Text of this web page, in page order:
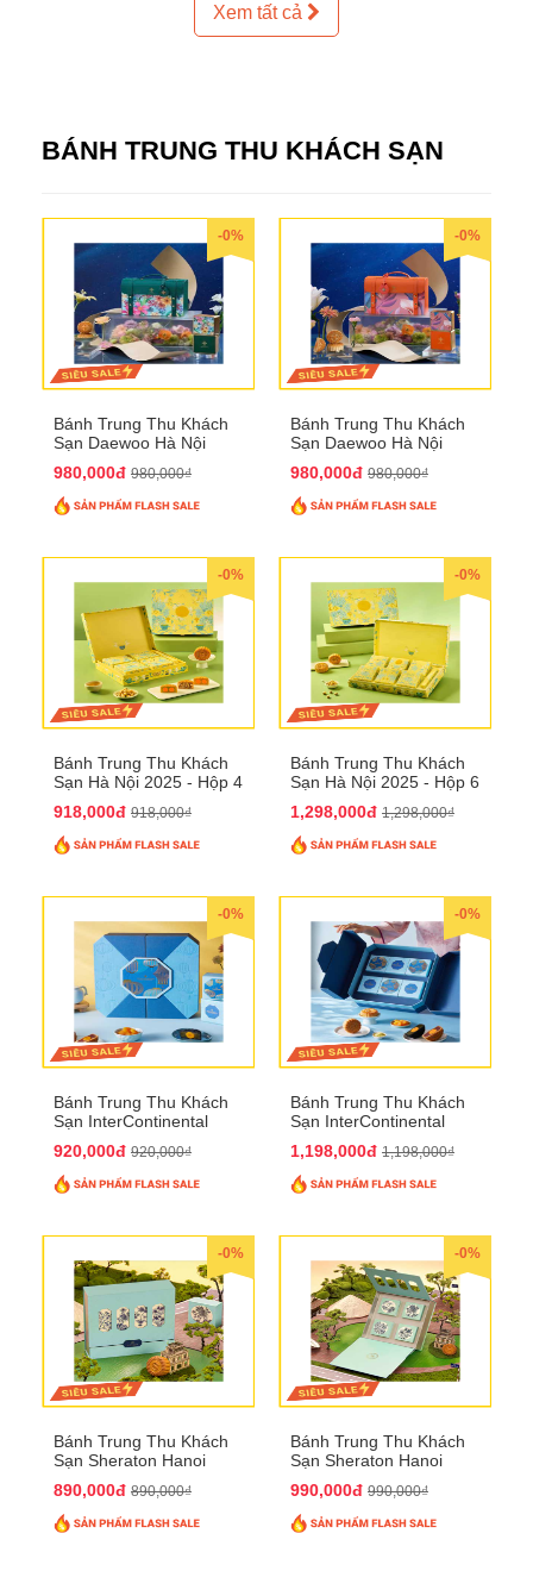
Xem tất cả
BÁNH TRUNG THU KHÁCH SẠN
-0%
Bánh Trung Thu Khách
Sạn Daewoo Hà Nội
QTTT30
980,000đ 980,000₫
-0%
Bánh Trung Thu Khách
Sạn Daewoo Hà Nội
QTTT31
980,000đ 980,000₫
-0%
Bánh Trung Thu Khách
Sạn Hà Nội 2025 - Hộp 4
918,000đ 918,000₫
-0%
Bánh Trung Thu Khách
Sạn Hà Nội 2025 - Hộp 6
1,298,000đ 1,298,000₫
-0%
Bánh Trung Thu Khách
Sạn InterContinental
QTTT26
920,000đ 920,000₫
-0%
Bánh Trung Thu Khách
Sạn InterContinental
QTTT27
1,198,000đ 1,198,000₫
-0%
Bánh Trung Thu Khách
Sạn Sheraton Hanoi
890,000đ 890,000₫
-0%
Bánh Trung Thu Khách
Sạn Sheraton Hanoi
990,000đ 990,000₫